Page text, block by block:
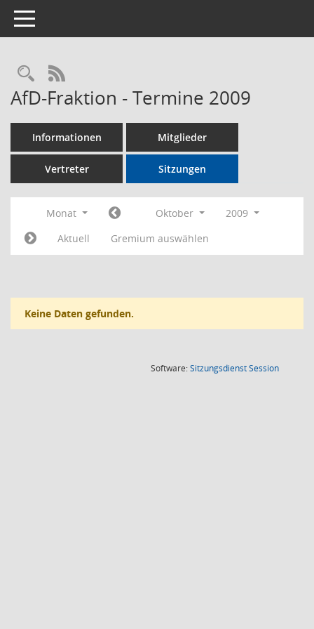
Toggle navigation
Rechercheauswahl
RSS-Feed
AfD-Fraktion - Termine 2009
Informationen Mitglieder
Vertreter Sitzungen
Monat Oktober
2009
Aktuell
Gremium auswählen
Keine Daten gefunden.
Software:SitzungsdienstSession(Wird in